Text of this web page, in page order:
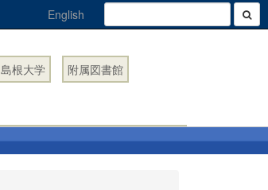
English
島根大学 附属図書館